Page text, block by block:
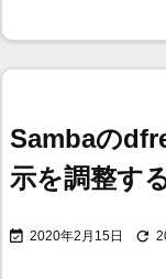
Sambaの
示を調整す
 2020年2月15日 